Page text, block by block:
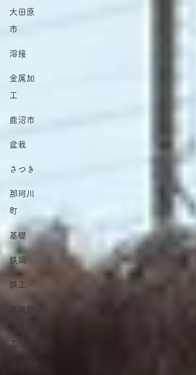
大田原
市
溶接
金属加
工
鹿沼市
盆栽
さつき
那珂川
町
基礎
鉄鋼
鉄工
非加熱
工